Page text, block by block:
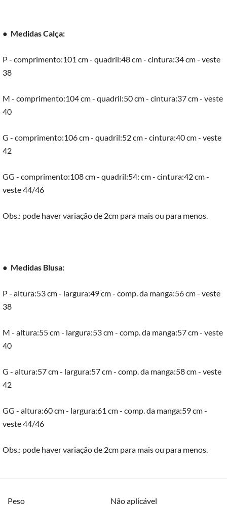
● Medidas Calça:
P - comprimento:101 cm - quadril:48 cm - cintura:34 cm - veste
38
M - comprimento:104 cm - quadril:50 cm - cintura:37 cm - veste
40
G - comprimento:106 cm - quadril:52 cm - cintura:40 cm - veste
42
GG - comprimento:108 cm - quadril:54: cm - cintura:42 cm -
veste 44/46
Obs.: pode haver variação de 2cm para mais ou para menos.
● Medidas Blusa:
P - altura:53 cm - largura:49 cm - comp. da manga:56 cm - veste
38
M - altura:55 cm - largura:53 cm - comp. da manga:57 cm - veste
40
G - altura:57 cm - largura:57 cm - comp. da manga:58 cm - veste
42
GG - altura:60 cm - largura:61 cm - comp. da manga:59 cm -
veste 44/46
Obs.: pode haver variação de 2cm para mais ou para menos.
Peso Não aplicável